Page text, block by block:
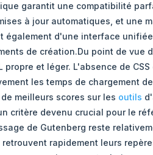
garantit une compatibilité
à jour automatiques, et une
également d'une interface
de création.Du point de vue
propre et léger. L'absence de
les temps de chargement
meilleurs scores sur les outils
critère devenu crucial pour le
de Gutenberg reste
retrouvent rapidement leurs